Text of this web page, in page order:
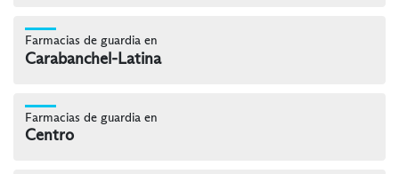
Farmacias de guardia en
Carabanchel-Latina
Farmacias de guardia en
Centro